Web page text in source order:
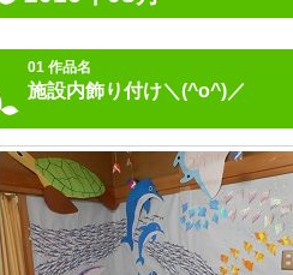
01 作品名
施設内飾り付け＼(^o^)／